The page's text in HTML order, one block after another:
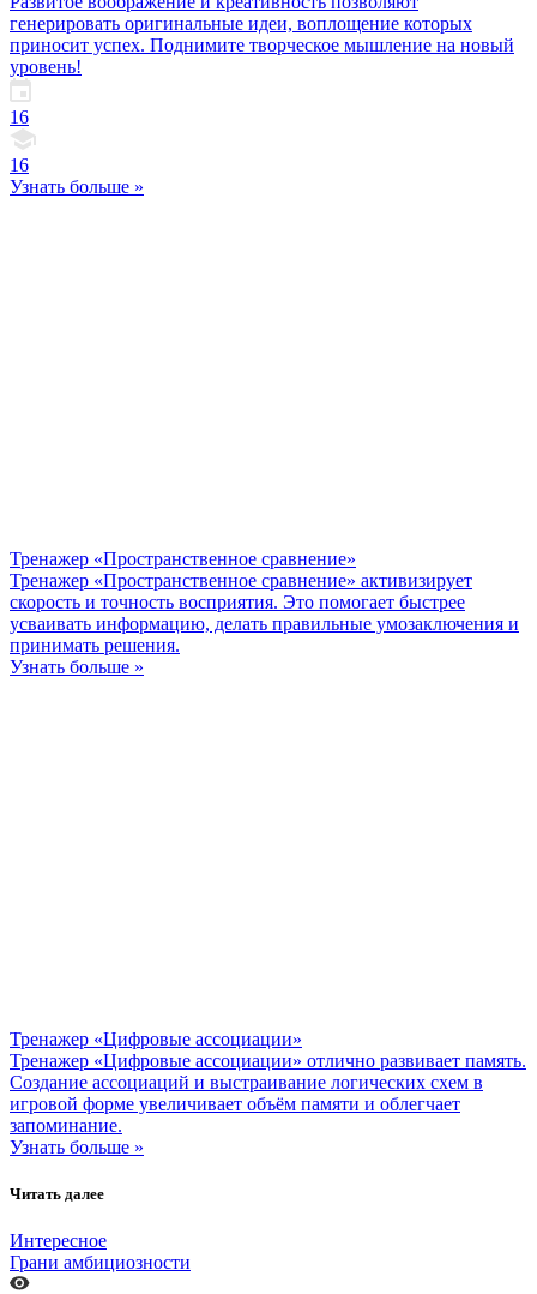
генерировать оригинальные идеи, воплощение которых
приносит успех. Поднимите творческое мышление на новый
уровень!
16
16
Узнать больше »
Тренажер «Пространственное сравнение»
Тренажер «Пространственное сравнение» активизирует
скорость и точность восприятия. Это помогает быстрее
усваивать информацию, делать правильные умозаключения и
принимать решения.
Узнать больше »
Тренажер «Цифровые ассоциации»
Тренажер «Цифровые ассоциации» отлично развивает память.
Создание ассоциаций и выстраивание логических схем в
игровой форме увеличивает объём памяти и облегчает
запоминание.
Узнать больше »
Читать далее
Интересное
Грани амбициозности